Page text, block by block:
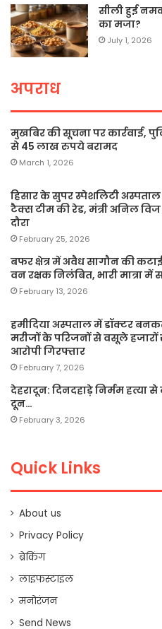
सीली हुई
का मजा?
July 1, 2026
अपराध
मुखबिर की सूचना पर कार्रवाई,
से 45 लाख रुपये बरामद
March 1, 2026
हिसार के सुपर स्पेशलिटी
टैक्स टीम की रेड, मंत्री अनिल
दौरा
February 25, 2026
बफर क्षेत्र में अवैध सागौन की
वन रक्षक निलंबित, भारी मात्रा में
February 13, 2026
हमीदिया अस्पताल में डॉक्टर
मरीजों के परिजनों से वसूले
आरोपी गिरफ्तार
February 7, 2026
देहरादून: दिनदहाड़े निर्मम हत्या
दून…
February 3, 2026
Quick Links
About us
Privacy Policy
ब्रेकिंग
लाइफस्टाइल
मनोरंजन
Send News